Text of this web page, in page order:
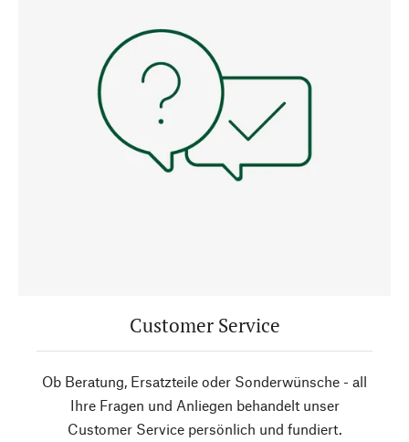
Customer Service
Ob Beratung, Ersatzteile oder Sonderwünsche - all
Ihre Fragen und Anliegen behandelt unser
Customer Service persönlich und fundiert.